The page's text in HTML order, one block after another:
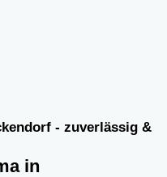
- zuverlässig &
in